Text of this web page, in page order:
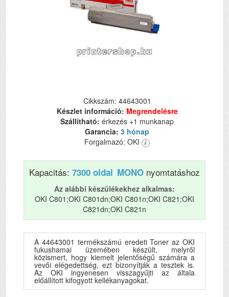
Cikkszám: 44643001
Készlet információ: Megrendelésre
Szállítható: érkezés +1 munkanap
Garancia: 3 hónap
Forgalmazó: OKI
Kapacitás: 7300 oldal MONO nyomtatáshoz
Az alábbi készülékekhez alkalmas:
OKI C801;OKI C801dn;OKI C801n;OKI C821;OKI
C821dn;OKI C821n
A 44643001 termékszámú eredeti Toner az OKI
fukushamai üzemében készült, melyről
közismert, hogy kiemelt jelentőségű számára a
vevői elégedettség, ezt bizonyítják a tesztek is.
Az OKI ingyenesen visszagyűjti az általa
előállított kifogyott kellékanyagokat.